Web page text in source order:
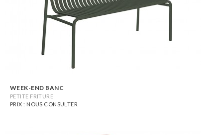
WEEK-END BANC
PETITE FRITURE
PRIX : NOUS CONSULTER